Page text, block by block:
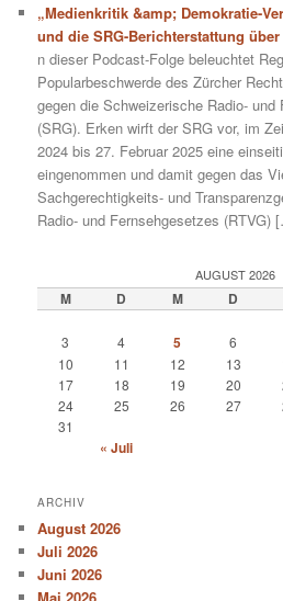
„Medienkritik &amp; Demokratie-
und die SRG-Berichterstattung über
n dieser Podcast-Folge beleuchtet
Popularbeschwerde des Zürcher
gegen die Schweizerische Radio- und
(SRG). Erken wirft der SRG vor, im
2024 bis 27. Februar 2025 eine
eingenommen und damit gegen das
Sachgerechtigkeits- und
Radio- und Fernsehgesetzes (RTVG)
AUGUST 2026
M D M D
3
4 5 6
10
11 12 13
17
18 19 20
24
25 26 27
31
« Juli
ARCHIV
August 2026
Juli 2026
Juni 2026